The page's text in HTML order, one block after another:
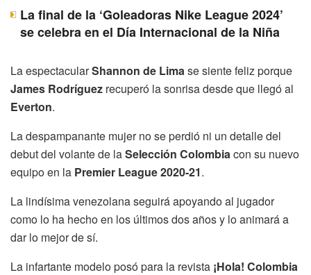
La final de la ‘Goleadoras Nike League 2024’
se celebra en el Día Internacional de la Niña
La espectacularShannon de Limase siente feliz porque
James Rodríguez recuperó la sonrisa desde que llegó al
Everton.
La despampanante mujer no se perdió ni un detalle del
debut del volante de laSelección Colombiacon su nuevo
equipo en la Premier League 2020-21.
La lindísima venezolana seguirá apoyando al jugador
como lo ha hecho en los últimos dos años y lo animará a
dar lo mejor de sí.
La infartante modelo posó para la revista ¡Hola! Colombia